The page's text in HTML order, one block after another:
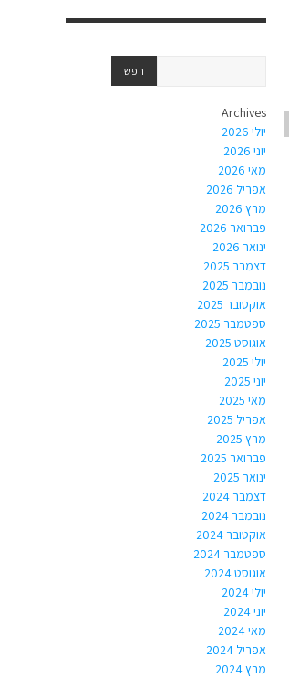
Archives
יולי 2026
יוני 2026
מאי 2026
אפריל 2026
מרץ 2026
פברואר 2026
ינואר 2026
דצמבר 2025
נובמבר 2025
אוקטובר 2025
ספטמבר 2025
אוגוסט 2025
יולי 2025
יוני 2025
מאי 2025
אפריל 2025
מרץ 2025
פברואר 2025
ינואר 2025
דצמבר 2024
נובמבר 2024
אוקטובר 2024
ספטמבר 2024
אוגוסט 2024
יולי 2024
יוני 2024
מאי 2024
אפריל 2024
מרץ 2024